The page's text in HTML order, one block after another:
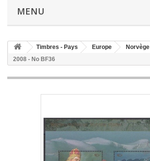
MENU
Timbres - Pays Europe Norvège
2008 - No BF36